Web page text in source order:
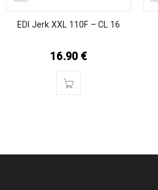
EDI Jerk XXL 110F – CL 16
16.90 €